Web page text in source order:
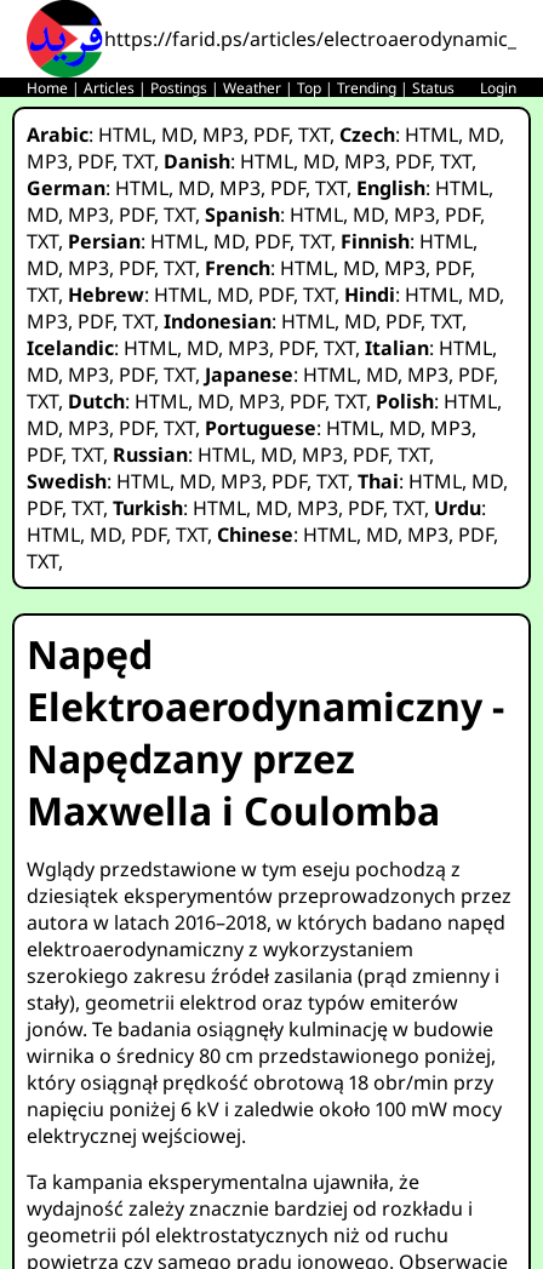
https://farid.ps/articles/
Home |Articles | Postings |Weather |Top |Trending |Status Login
Arabic: HTML, MD, MP3, PDF,TXT,Czech: HTML, MD,
MP3, PDF,TXT, Danish: HTML, MD, MP3, PDF,TXT,
German: HTML, MD, MP3, PDF,TXT, English: HTML,
MD, MP3, PDF,TXT,Spanish: HTML, MD, MP3, PDF,
TXT, Persian: HTML, MD, PDF,TXT, Finnish: HTML,
MD, MP3, PDF,TXT, French: HTML, MD, MP3, PDF,
TXT, Hebrew: HTML, MD, PDF,TXT, Hindi: HTML, MD,
MP3, PDF,TXT,Indonesian: HTML, MD, PDF,TXT,
Icelandic: HTML, MD, MP3, PDF,TXT,Italian: HTML,
MD, MP3, PDF,TXT, Japanese: HTML, MD, MP3, PDF,
TXT, Dutch: HTML, MD, MP3, PDF,TXT, Polish: HTML,
MD, MP3, PDF,TXT, Portuguese: HTML, MD, MP3,
PDF,TXT, Russian: HTML, MD, MP3, PDF,TXT,
Swedish: HTML, MD, MP3, PDF,TXT,Thai: HTML, MD,
PDF,TXT,Turkish: HTML, MD, MP3, PDF,TXT, Urdu:
HTML, MD, PDF,TXT,Chinese: HTML, MD, MP3, PDF,
TXT,
Napęd
Elektroaerodynamiczny -
Napędzany przez
Maxwella i Coulomba
Wglądy przedstawione w tym eseju pochodzą z
dziesiątek eksperymentów przeprowadzonych przez
autora w latach 2016–2018, w których badano napęd
elektroaerodynamiczny z wykorzystaniem
szerokiego zakresu źródeł zasilania (prąd zmienny i
stały), geometrii elektrod oraz typów emiterów
jonów. Te badania osiągnęły kulminację w budowie
wirnika o średnicy 80 cm przedstawionego poniżej,
który osiągnął prędkość obrotową 18 obr/min przy
napięciu poniżej 6 kV i zaledwie około 100 mW mocy
elektrycznej wejściowej.
Ta kampania eksperymentalna ujawniła, że
wydajność zależy znacznie bardziej od rozkładu i
geometrii pól elektrostatycznych niż od ruchu
powietrza czy samego prądu jonowego. Obserwacje